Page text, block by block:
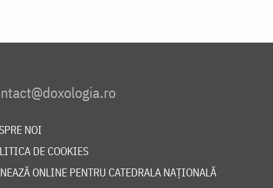
NOI
DE COOKIES
ONLINE PENTRU CATEDRALA NAȚIONALĂ